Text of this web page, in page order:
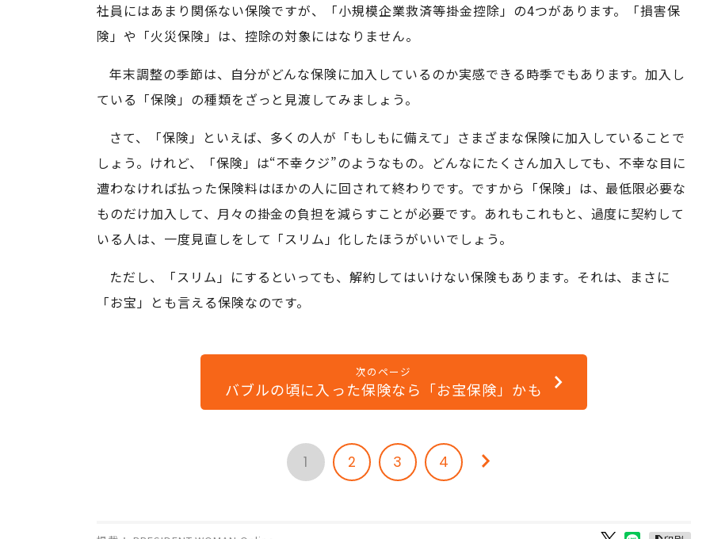
社員にはあまり関係ない保険ですが、「小規模企業救済等掛金控除」の4つがあります。「損害保
険」や「火災保険」は、控除の対象にはなりません。
年末調整の季節は、自分がどんな保険に加入しているのか実感できる時季でもあります。加入し
ている「保険」の種類をざっと見渡してみましょう。
さて、「保険」といえば、多くの人が「もしもに備えて」さまざまな保険に加入していることで
しょう。けれど、「保険」は“不幸クジ”のようなもの。どんなにたくさん加入しても、不幸な目に
遭わなければ払った保険料はほかの人に回されて終わりです。ですから「保険」は、最低限必要な
ものだけ加入して、月々の掛金の負担を減らすことが必要です。あれもこれもと、過度に契約して
いる人は、一度見直しをして「スリム」化したほうがいいでしょう。
ただし、「スリム」にするといっても、解約してはいけない保険もあります。それは、まさに
「お宝」とも言える保険なのです。
次のページ
バブルの頃に入った保険なら「お宝保険」かも
1 2 3 4